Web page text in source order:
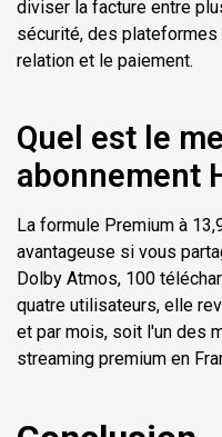
diviser la facture entre
sécurité, des plateformes
relation et le paiement.
Quel est le
abonnement
La formule Premium à
avantageuse si vous
Dolby Atmos, 100
quatre utilisateurs, elle
et par mois, soit l'un des
streaming premium en